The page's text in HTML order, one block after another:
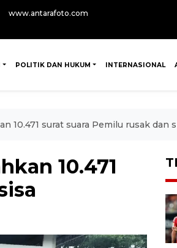
www.antarafoto.com
POLITIK DAN HUKUM INTERNASIONAL
10.471 surat suara Pemilu rusak dan
10.471